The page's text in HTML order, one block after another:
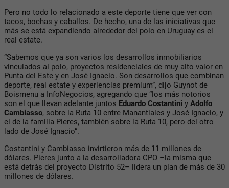
Pero no todo lo relacionado a este deporte tiene que ver con
tacos, bochas y caballos. De hecho, una de las iniciativas que
más se está expandiendo alrededor del polo en Uruguay es el
real estate.
“Sabemos que ya son varios los desarrollos inmobiliarios
vinculados al polo, proyectos residenciales de muy alto valor en
Punta del Este y en José Ignacio. Son desarrollos que combinan
deporte, real estate y experiencias premium”, dijo Guynot de
Boismenu a InfoNegocios, agregando que “los más notorios
son el que llevan adelante juntos Eduardo Costantini y Adolfo
Cambiasso, sobre la Ruta 10 entre Manantiales y José Ignacio, y
el de la familia Pieres, también sobre la Ruta 10, pero del otro
lado de José Ignacio”.
Costantini y Cambiasso invirtieron más de 11 millones de
dólares. Pieres junto a la desarrolladora CPO –la misma que
está detrás del proyecto Distrito 52– lidera un plan de más de 30
millones de dólares.